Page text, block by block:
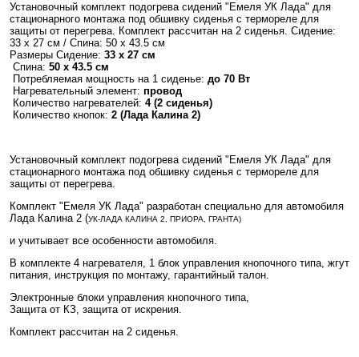
Установочный комплект подогрева сидений "Емеля УК Лада" для
стационарного монтажа под обшивку сиденья с термореле для
защиты от перегрева. Комплект рассчитан на 2 сиденья. Сидение:
33 х 27 см / Спина: 50 х 43.5 см
Размеры Сидение: 33 х 27 см
Спина: 50 х 43.5 см
Потребляемая мощность на 1 сиденье: до 70 Вт
Нагревательный элемент: провод
Количество нагревателей: 4 (2 сиденья)
Количество кнопок: 2 (Лада Калина 2)
Установочный комплект подогрева сидений "Емеля УК Лада" для
стационарного монтажа под обшивку сиденья с термореле для
защиты от перегрева.
Комплект "Емеля УК Лада" разработан специально для автомобиля
Лада Калина 2 (УК-ЛАДА КАЛИНА 2, ПРИОРА, ГРАНТА)
и учитывает все особенности автомобиля.
В комплекте 4 нагревателя, 1 блок управления кнопочного типа, жгут
питания, инструкция по монтажу, гарантийный талон.
Электронные блоки управления кнопочного типа,
Защита от КЗ, защита от искрения.
Комплект рассчитан на 2 сиденья.